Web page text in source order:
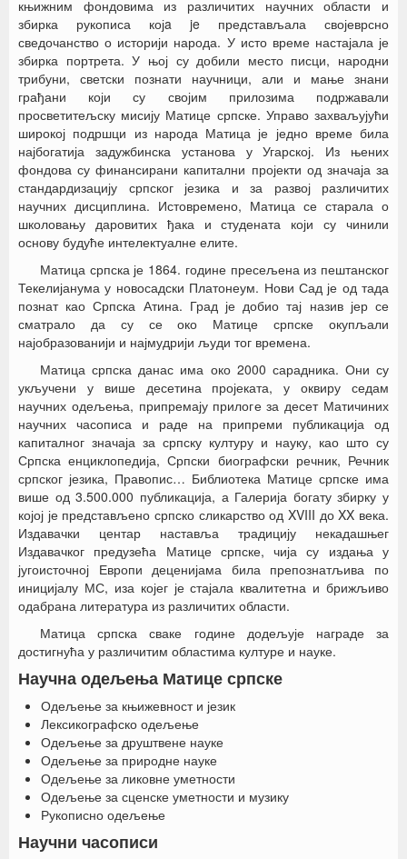
књижним фондовима из различитих научних области и
збирка рукописа којa je представљала својеврсно
сведочанство о историји народа. У исто време настајала је
збирка портрета. У њој су добили место писци, народни
трибуни, светски познати научници, али и мање знани
грађани који су својим прилозима подржавали
просветитељску мисију Матице српске. Управо захваљујући
широкој подршци из народа Матица је једно време била
најбогатија задужбинска установа у Угарској. Из њених
фондова су финансирани капитални пројекти од значаја за
стандардизацију српског језика и за развој различитих
научних дисциплина. Истовремено, Матица се старала о
школовању даровитих ђака и студената који су чинили
основу будуће интелектуалне елите.
Матица српска је 1864. године пресељена из пештанског
Текелијанума у новосадски Платонеум. Нови Сад је од тада
познат као Српска Атина. Град је добио тај назив јер се
сматрало да су се око Матице српске окупљали
најобразованији и најмудрији људи тог времена.
Матица српска данас има око 2000 сарадника. Они су
укључени у више десетина пројеката, у оквиру седам
научних одељења, припремају прилоге за десет Матичиних
научних часописа и раде на припреми публикација од
капиталног значаја за српску културу и науку, као што су
Српска енциклопедија, Српски биографски речник, Речник
српског језика, Правопис… Библиотека Матице српске има
више од 3.500.000 публикација, а Галерија богату збирку у
којој је представљено српско сликарство од XVIII до XX века.
Издавачки центар наставља традицију некадашњег
Издавачког предузећа Матице српске, чија су издања у
југоисточној Европи деценијама била препознатљива по
иницијалу МС, иза којег је стајала квалитетна и брижљиво
одабрана литература из различитих области.
Матица српска сваке године додељује награде за
достигнућа у различитим областима културе и науке.
Научна одељења Матице српске
Одељење за књижевност и језик
Лексикографско одељење
Одељење за друштвене науке
Одељење за природне науке
Одељење за ликовне уметности
Одељење за сценске уметности и музику
Рукописно одељење
Научни часописи